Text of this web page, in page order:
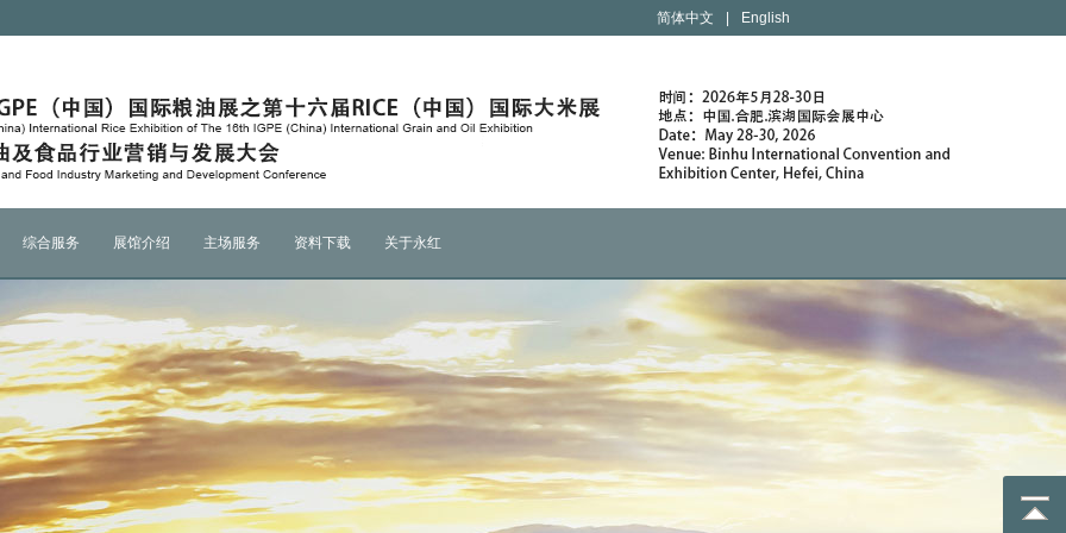
简体中文 English
综合服务 展馆介绍 主场服务 资料下载 关于永红